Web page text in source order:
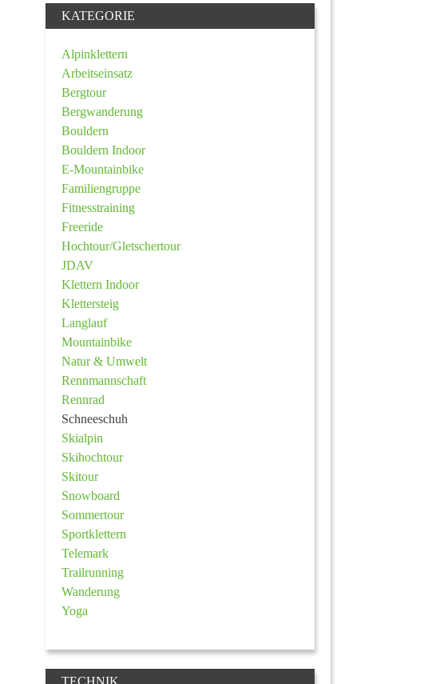
KATEGORIE
Alpinklettern
Arbeitseinsatz
Bergtour
Bergwanderung
Bouldern
Bouldern Indoor
E-Mountainbike
Familiengruppe
Fitnesstraining
Freeride
Hochtour/Gletschertour
JDAV
Klettern Indoor
Klettersteig
Langlauf
Mountainbike
Natur & Umwelt
Rennmannschaft
Rennrad
Schneeschuh
Skialpin
Skihochtour
Skitour
Snowboard
Sommertour
Sportklettern
Telemark
Trailrunning
Wanderung
Yoga
TECHNIK